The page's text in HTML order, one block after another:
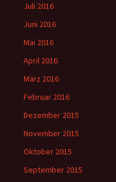
Juli 2016
Juni 2016
Mai 2016
April 2016
März 2016
Februar 2016
Dezember 2015
November 2015
Oktober 2015
September 2015